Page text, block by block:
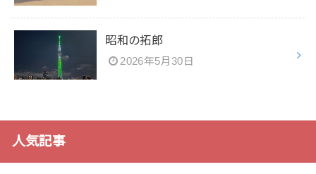
昭和の拓郎
2026年5月30日
人気記事